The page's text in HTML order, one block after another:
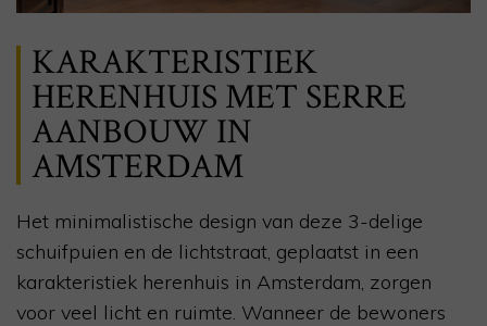
KARAKTERISTIEK
HERENHUIS MET SERRE
AANBOUW IN
AMSTERDAM
Het minimalistische design van deze 3-delige
schuifpuien en de lichtstraat, geplaatst in een
karakteristiek herenhuis in Amsterdam, zorgen
voor veel licht en ruimte. Wanneer de bewoners